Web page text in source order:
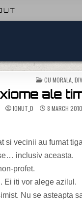
POSTED IN
CU MORALA ,
ale
IONUT_D 8 MARCH 2010
si vecinii au fumat
inclusiv aceasta.
profet.
Ei iti vor alege azilul.
Nu se asteapta